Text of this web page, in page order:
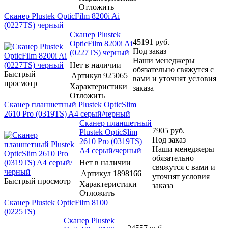
Отложить
Сканер Plustek OpticFilm 8200i Ai
(0227TS) черный
Быстрый
просмотр
Сканер Plustek
OpticFilm 8200i Ai
(0227TS) черный
Нет в наличии
Артикул 925065
Характеристики
Отложить
45191 руб.
Под заказ
Наши менеджеры
обязательно свяжутся с
вами и уточнят условия
заказа
Сканер планшетный Plustek OpticSlim
2610 Pro (0319TS) A4 серый/черный
Быстрый просмотр
Сканер планшетный
Plustek OpticSlim
2610 Pro (0319TS)
A4 серый/черный
Нет в наличии
Артикул 1898166
Характеристики
Отложить
7905 руб.
Под заказ
Наши менеджеры
обязательно
свяжутся с вами и
уточнят условия
заказа
Сканер Plustek OpticFilm 8100
(0225TS)
Сканер Plustek